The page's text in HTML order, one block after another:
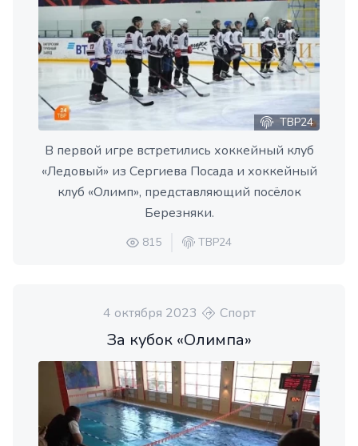
ТВР24
В первой игре встретились хоккейный клуб
«Ледовый» из Сергиева Посада и хоккейный
клуб «Олимп», представляющий посёлок
Березняки.
815 ТВР24
4 октября 2023 Спорт
За кубок «Олимпа»